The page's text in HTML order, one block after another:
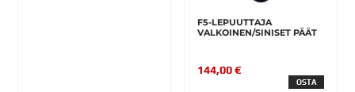
F5-LEPUUTTAJA
VALKOINEN/SINISET PÄÄT
144,00 €
OSTA